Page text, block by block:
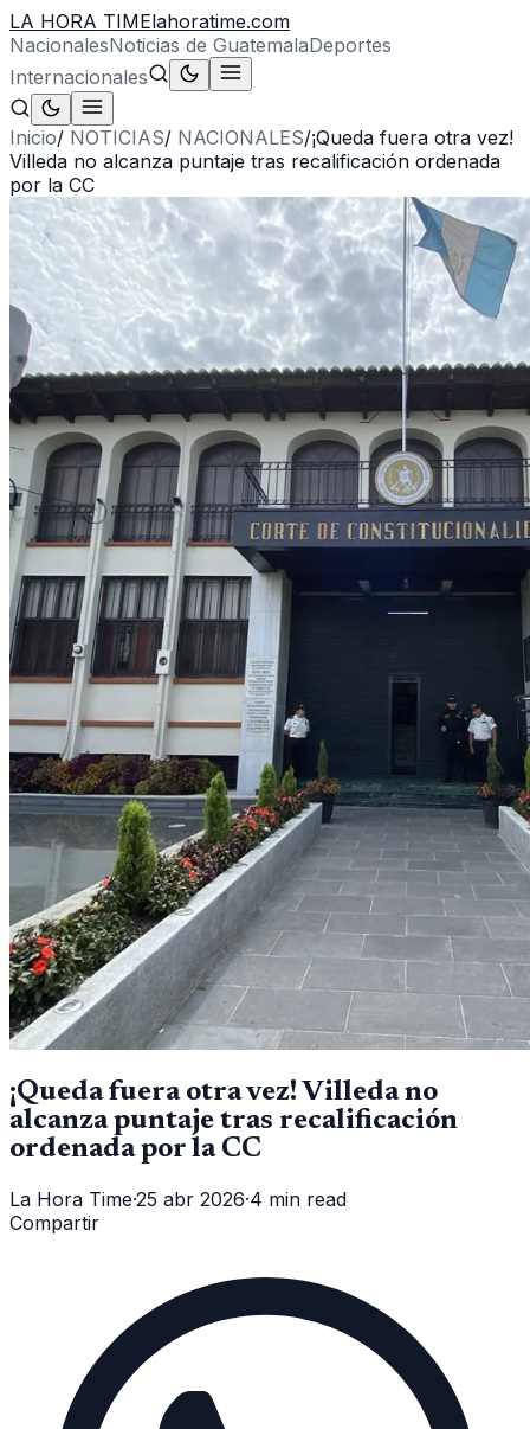
LA HORA TIMElahoratime.com
NacionalesNoticias de GuatemalaDeportes
Internacionales
Inicio/ NOTICIAS/ NACIONALES/¡Queda fuera otra vez!
Villeda no alcanza puntaje tras recalificación ordenada
por la CC
¡Queda fuera otra vez! Villeda no
alcanza puntaje tras recalificación
ordenada por la CC
La Hora Time·25 abr 2026·4 min read
Compartir